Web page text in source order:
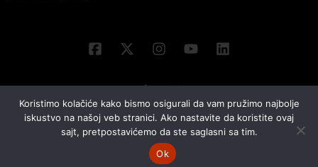
© 2026 NOVA EKONOMIJA | SVA PRAVA ZADŽANA | DEVELOPED BY
Koristimo kolačiće kako bismo osigurali da vam pružimo najbolje
iskustvo na našoj veb stranici. Ako nastavite da koristite ovaj
sajt, pretpostavićemo da ste saglasni sa tim.
Ok